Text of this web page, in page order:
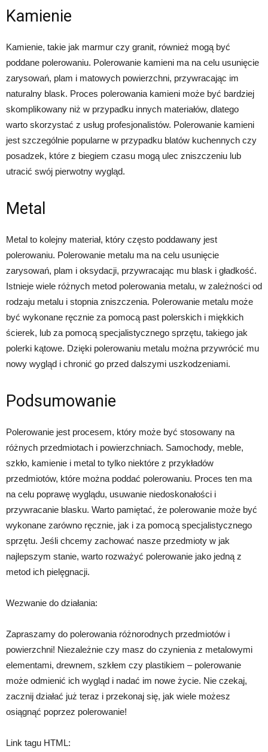
Kamienie
Kamienie, takie jak marmur czy granit, również mogą być
poddane polerowaniu. Polerowanie kamieni ma na celu usunięcie
zarysowań, plam i matowych powierzchni, przywracając im
naturalny blask. Proces polerowania kamieni może być bardziej
skomplikowany niż w przypadku innych materiałów, dlatego
warto skorzystać z usług profesjonalistów. Polerowanie kamieni
jest szczególnie popularne w przypadku blatów kuchennych czy
posadzek, które z biegiem czasu mogą ulec zniszczeniu lub
utracić swój pierwotny wygląd.
Metal
Metal to kolejny materiał, który często poddawany jest
polerowaniu. Polerowanie metalu ma na celu usunięcie
zarysowań, plam i oksydacji, przywracając mu blask i gładkość.
Istnieje wiele różnych metod polerowania metalu, w zależności od
rodzaju metalu i stopnia zniszczenia. Polerowanie metalu może
być wykonane ręcznie za pomocą past polerskich i miękkich
ścierek, lub za pomocą specjalistycznego sprzętu, takiego jak
polerki kątowe. Dzięki polerowaniu metalu można przywrócić mu
nowy wygląd i chronić go przed dalszymi uszkodzeniami.
Podsumowanie
Polerowanie jest procesem, który może być stosowany na
różnych przedmiotach i powierzchniach. Samochody, meble,
szkło, kamienie i metal to tylko niektóre z przykładów
przedmiotów, które można poddać polerowaniu. Proces ten ma
na celu poprawę wyglądu, usuwanie niedoskonałości i
przywracanie blasku. Warto pamiętać, że polerowanie może być
wykonane zarówno ręcznie, jak i za pomocą specjalistycznego
sprzętu. Jeśli chcemy zachować nasze przedmioty w jak
najlepszym stanie, warto rozważyć polerowanie jako jedną z
metod ich pielęgnacji.
Wezwanie do działania:
Zapraszamy do polerowania różnorodnych przedmiotów i
powierzchni! Niezależnie czy masz do czynienia z metalowymi
elementami, drewnem, szkłem czy plastikiem – polerowanie
może odmienić ich wygląd i nadać im nowe życie. Nie czekaj,
zacznij działać już teraz i przekonaj się, jak wiele możesz
osiągnąć poprzez polerowanie!
Link tagu HTML: